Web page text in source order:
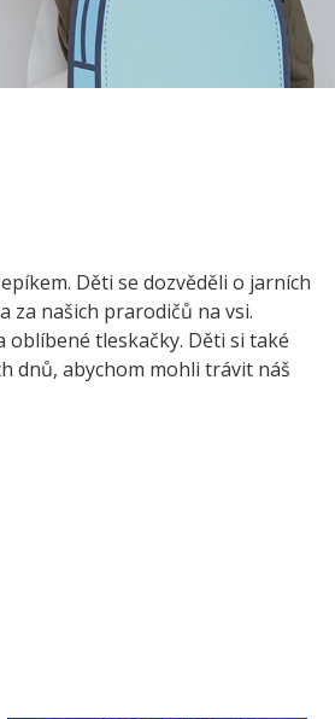
Děti se dozvěděli o jarních
za našich prarodičů na vsi.
tleskačky. Děti si také
dnů, abychom mohli trávit náš